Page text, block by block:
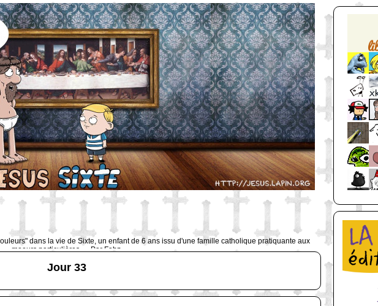
dans la vie de Sixte, un enfant de 6 ans issu d'une famille catholique pratiquante aux
moeurs particulières … Par Fabz.
Jour 33